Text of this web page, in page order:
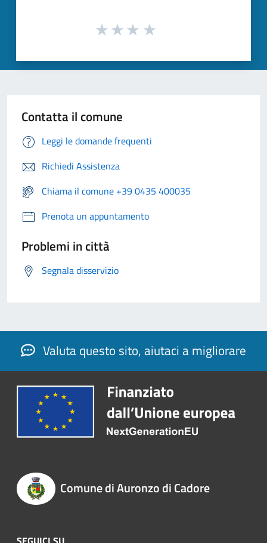
Contatta il comune
Leggi le domande frequenti
Richiedi Assistenza
Chiama il comune +39 0435 400035
Prenota un appuntamento
Problemi in città
Segnala disservizio
Valuta questo sito, aiutaci a migliorare
Comune di Auronzo di Cadore